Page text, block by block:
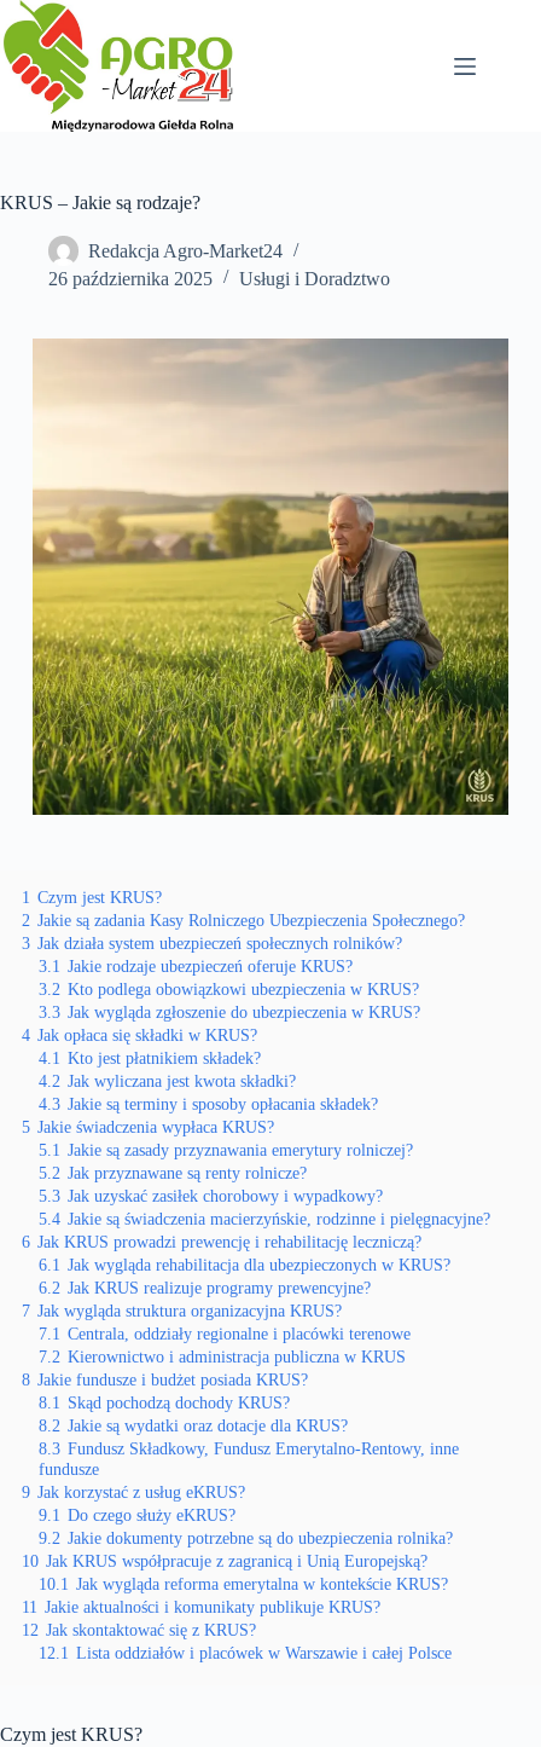
Przejdź
do
treści
KRUS – Jakie są rodzaje?
Redakcja Agro-Market24
26 października 2025
Usługi i Doradztwo
1 Czym jest KRUS?
2 Jakie są zadania Kasy Rolniczego Ubezpieczenia Społecznego?
3 Jak działa system ubezpieczeń społecznych rolników?
3.1 Jakie rodzaje ubezpieczeń oferuje KRUS?
3.2 Kto podlega obowiązkowi ubezpieczenia w KRUS?
3.3 Jak wygląda zgłoszenie do ubezpieczenia w KRUS?
4 Jak opłaca się składki w KRUS?
4.1 Kto jest płatnikiem składek?
4.2 Jak wyliczana jest kwota składki?
4.3 Jakie są terminy i sposoby opłacania składek?
5 Jakie świadczenia wypłaca KRUS?
5.1 Jakie są zasady przyznawania emerytury rolniczej?
5.2 Jak przyznawane są renty rolnicze?
5.3 Jak uzyskać zasiłek chorobowy i wypadkowy?
5.4 Jakie są świadczenia macierzyńskie, rodzinne i pielęgnacyjne?
6 Jak KRUS prowadzi prewencję i rehabilitację leczniczą?
6.1 Jak wygląda rehabilitacja dla ubezpieczonych w KRUS?
6.2 Jak KRUS realizuje programy prewencyjne?
7 Jak wygląda struktura organizacyjna KRUS?
7.1 Centrala, oddziały regionalne i placówki terenowe
7.2 Kierownictwo i administracja publiczna w KRUS
8 Jakie fundusze i budżet posiada KRUS?
8.1 Skąd pochodzą dochody KRUS?
8.2 Jakie są wydatki oraz dotacje dla KRUS?
8.3 Fundusz Składkowy, Fundusz Emerytalno-Rentowy, inne
fundusze
9 Jak korzystać z usług eKRUS?
9.1 Do czego służy eKRUS?
9.2 Jakie dokumenty potrzebne są do ubezpieczenia rolnika?
10 Jak KRUS współpracuje z zagranicą i Unią Europejską?
10.1 Jak wygląda reforma emerytalna w kontekście KRUS?
11 Jakie aktualności i komunikaty publikuje KRUS?
12 Jak skontaktować się z KRUS?
12.1 Lista oddziałów i placówek w Warszawie i całej Polsce
Czym jest KRUS?